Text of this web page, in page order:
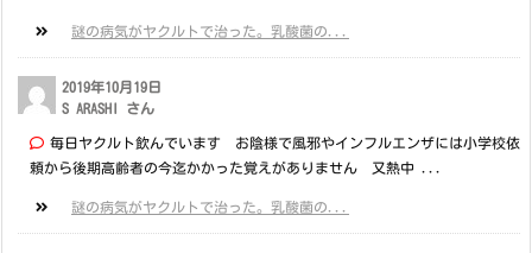
謎の病気がヤクルトで治った。乳酸菌の...
2019年10月19日
S ARASHI さん
毎日ヤクルト飲んでいます お陰様で風邪やインフルエンザには小学校依
頼から後期高齢者の今迄かかった覚えがありません 又熱中 ...
謎の病気がヤクルトで治った。乳酸菌の...